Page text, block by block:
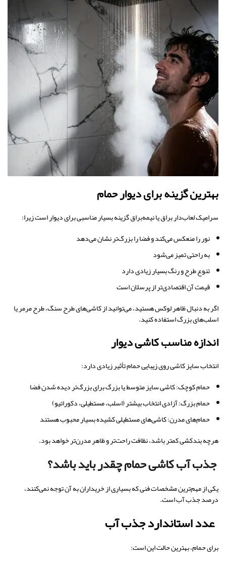
بهترین گزینه برای دیوار حمام
سرامیک لعاب‌دار براق یا نیمه‌براق گزینه بسیار مناسبی برای دیوار است زیرا:
نور را منعکس می‌کند و فضا را بزرگ‌تر نشان می‌دهد
به راحتی تمیز می‌شود
تنوع طرح و رنگ بسیار زیادی دارد
قیمت آن اقتصادی‌تر از پرسلان است
اگر به دنبال ظاهر لوکس هستید، می‌توانید از کاشی‌های طرح سنگ، طرح مرمر یا
اسلب‌های بزرگ استفاده کنید.
اندازه مناسب کاشی دیوار
انتخاب سایز کاشی روی زیبایی حمام تأثیر زیادی دارد:
حمام کوچک: کاشی سایز متوسط یا بزرگ برای بزرگ‌تر دیده شدن فضا
حمام بزرگ: آزادی انتخاب بیشتر (اسلب، مستطیلی، دکوراتیو)
حمام‌های مدرن: کاشی‌های مستطیلی کشیده بسیار محبوب هستند
هرچه بندکشی کمتر باشد، نظافت راحت‌تر و ظاهر مدرن‌تر خواهد بود.
جذب آب کاشی حمام چقدر باید باشد؟
یکی از مهم‌ترین مشخصات فنی که بسیاری از خریداران به آن توجه نمی‌کنند،
درصد جذب آب است.
عدد استاندارد جذب آب
برای حمام، بهترین حالت این است: